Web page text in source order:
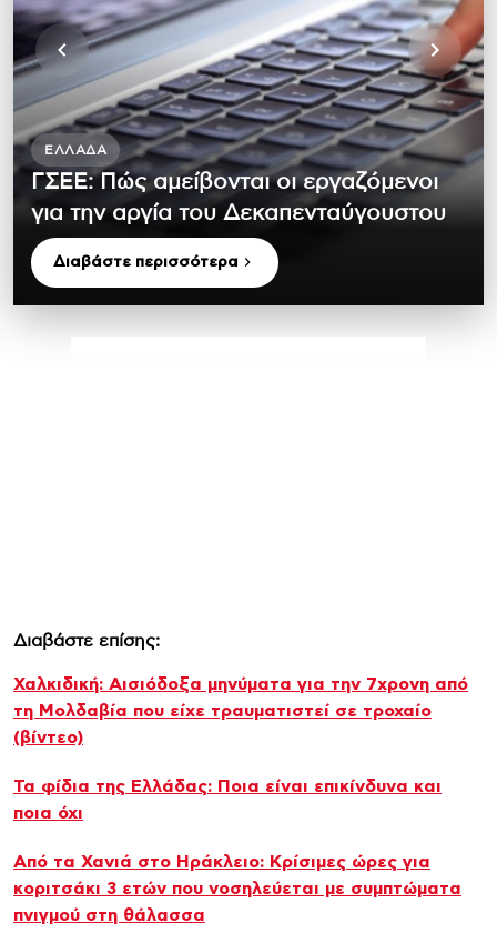
ΕΛΛΆΔΑ
ΓΣΕΕ: Πώς αμείβονται οι εργαζόμενοι
για την αργία του Δεκαπενταύγουστου
Διαβάστε περισσότερα
Διαβάστε επίσης:
Χαλκιδική: Αισιόδοξα μηνύματα για την 7χρονη από
τη Μολδαβία που είχε τραυματιστεί σε τροχαίο
(βίντεο)
Τα φίδια της Ελλάδας: Ποια είναι επικίνδυνα και
ποια όχι
Από τα Χανιά στο Ηράκλειο: Κρίσιμες ώρες για
κοριτσάκι 3 ετών που νοσηλεύεται με συμπτώματα
πνιγμού στη θάλασσα